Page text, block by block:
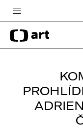
Česká televize
Zpravodajství
iVysílání
TV program